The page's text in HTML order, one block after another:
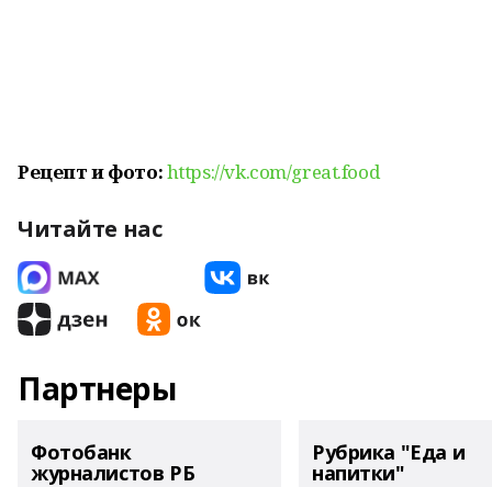
Рецепт и фото:https://vk.com/great.food
Читайте нас
Партнеры
Фотобанк
журналистов РБ
Рубрика "Еда и
напитки"